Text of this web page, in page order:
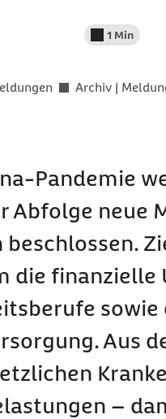
Lesedauer
1 Min
Archiv |
Pandemie
Abfolge neue
die
Aus
–